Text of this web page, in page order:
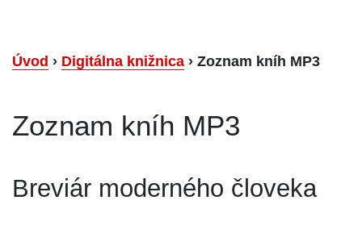
Úvod › Digitálna knižnica › Zoznam kníh MP3
Zoznam kníh MP3
Breviár moderného človeka